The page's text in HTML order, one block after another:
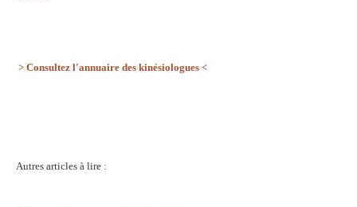
> Consultez l'annuaire des kinésiologues <
Autres articles à lire :